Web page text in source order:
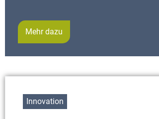
Mehr dazu
Innovation